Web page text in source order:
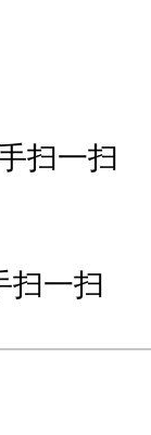
扫一扫
扫一扫
——